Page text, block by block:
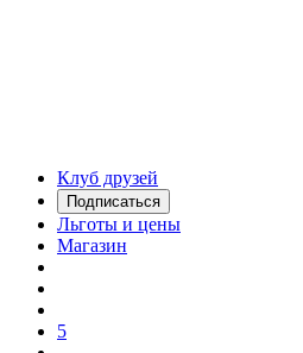
Клуб друзей
Подписаться
Льготы и цены
Магазин
5